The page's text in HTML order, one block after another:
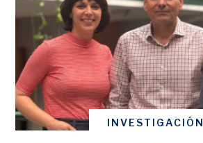
INVESTIGACIÓN